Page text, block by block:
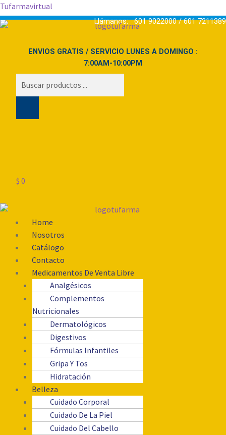
Tufarmavirtual
Llámanos: 601 9022000 / 601 7211389
ENVIOS GRATIS / SERVICIO LUNES A DOMINGO :
7:00AM-10:00PM
$ 0
Menú
Home
Nosotros
Catálogo
Contacto
Medicamentos De Venta Libre
Analgésicos
Complementos
Nutricionales
Dermatológicos
Digestivos
Fórmulas Infantiles
Gripa Y Tos
Hidratación
Belleza
Cuidado Corporal
Cuidado De La Piel
Cuidado Del Cabello